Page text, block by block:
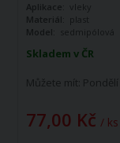
Skladem v ČR
Můžete mít: Pondělí
77,00 Kč / ks
Aplikace:
vleky
Materiál: plast
Model:
sedmipólová